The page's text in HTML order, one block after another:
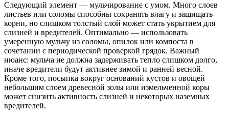
Следующий элемент — мульчирование с умом. Много слоев
листьев или соломы способны сохранять влагу и защищать
корни, но слишком толстый слой может стать укрытием для
слизней и вредителей. Оптимально — использовать
умеренную мульчу из соломы, опилок или компоста в
сочетании с периодической проверкой грядок. Важный
нюанс: мульча не должна задерживать тепло слишком долго,
иначе вредители будут активнее зимой и ранней весной.
Кроме того, посыпка вокруг оснований кустов и овощей
небольшим слоем древесной золы или измельченной коры
может снизить активность слизней и некоторых наземных
вредителей.